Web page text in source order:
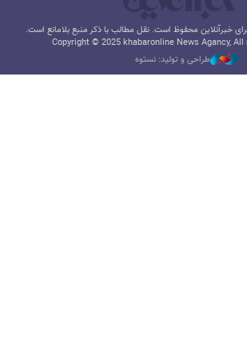
خبرآنلاین محفوظ است. نقل مطالب با ذکر منبع بلامانع است.
Copyright © 2025 khabaronline News Agancy,
طراحی و تولید: نستوه